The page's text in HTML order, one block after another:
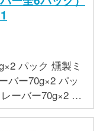
ではございませ
業者まで直接お
パック 燻製ミ
バー70g×2 パッ
ーバー70g×2 パ